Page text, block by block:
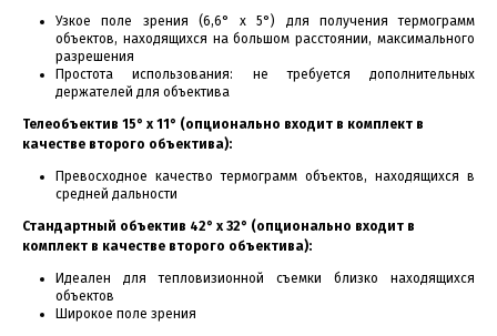
Узкое поле зрения (6,6° x 5°) для получения термограмм
объектов, находящихся на большом расстоянии, максимального
разрешения
Простота использования: не требуется дополнительных
держателей для объектива
Телеобъектив 15° x 11° (опционально входит в комплект в
качестве второго объектива):
Превосходное качество термограмм объектов, находящихся в
средней дальности
Стандартный объектив 42° x 32° (опционально входит в
комплект в качестве второго объектива):
Идеален для тепловизионной съемки близко находящихся
объектов
Широкое поле зрения